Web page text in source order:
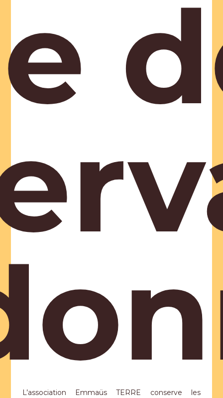
L’association Emmaüs TERRE conserve les